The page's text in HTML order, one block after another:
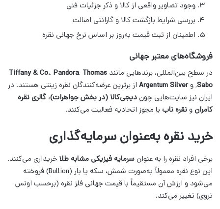
وجود تصاویر واقعی از کالا و ذکر جزئیات فنی
بررسی شرایط بازگشت کالا و گارانتی اصالت
اطمینان از ثبت قیمت به‌روز بر اساس نرخ جهانی نقره
فروشگاه‌های معتبر جهانی
در سطح بین‌المللی، برندهایی مانند Tiffany & Co., Pandora, Thomas
Sabo, وArgentum Silver از برترین عرضه‌کنندگان نقره زینتی هستند. در
ایران نیز سایت‌هایی چون دیجی‌کالا (در بخش جواهرات)، گالری نقره
کامران و نقره ناب با مجوز اتحادیه فعالیت می‌کنند.
خرید نقره به‌عنوان سرمایه‌گذاری
برخی افراد نقره را به عنوان سرمایه فیزیکی مشابه طلا خریداری می‌کنند.
این نوع نقره معمولاً به‌صورت شمش، سکه یا بار (Bullion) فروخته
می‌شود و ارزش آن مستقیماً با قیمت جهانی فلز نقره (برحسب اونس
تروی) تغییر می‌کند.